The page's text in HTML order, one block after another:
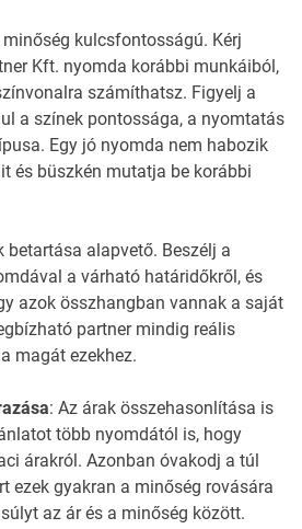
minőség kulcsfontosságú. Kérj
Kft. nyomda korábbi munkáiból,
számíthatsz. Figyelj a
a színek pontossága, a nyomtatás
Egy jó nyomda nem habozik
és büszkén mutatja be korábbi
betartása alapvető. Beszélj a
a várható határidőkről, és
azok összhangban vannak a saját
partner mindig reális
magát ezekhez.
: Az árak összehasonlítása is
több nyomdától is, hogy
árakról. Azonban óvakodj a túl
ezek gyakran a minőség rovására
az ár és a minőség között.